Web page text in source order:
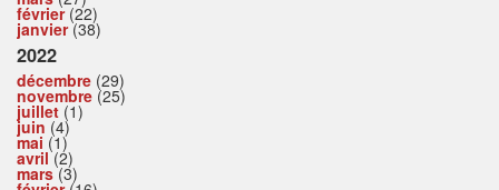
février(22)
janvier(38)
2022
décembre (29)
novembre (25)
juillet (1)
juin (4)
mai (1)
avril(2)
mars(3)